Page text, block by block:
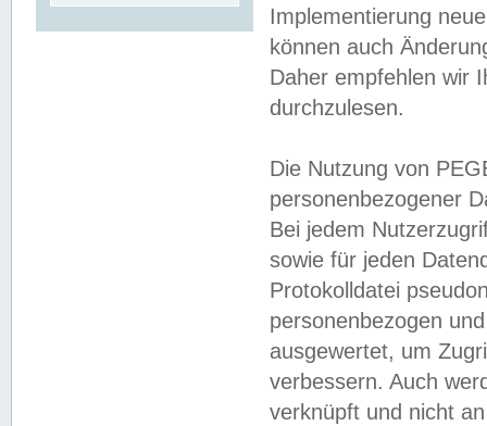
Implementierung
können auch
Daher empfehlen wir
durchzulesen.
Die Nutzung von
personenbezogener
Bei jedem
sowie für jeden
Protokolldatei
personenbezogen
ausgewertet, um
verbessern. Auch
verknüpft und nicht